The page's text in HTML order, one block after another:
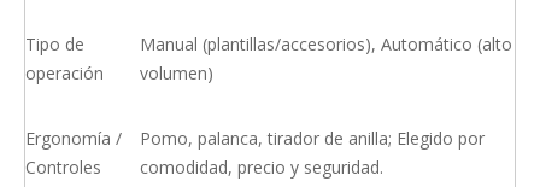
Tipo de
operación
Manual (plantillas/accesorios), Automático (alto
volumen)
Ergonomía /
Controles
Pomo, palanca, tirador de anilla; Elegido por
comodidad, precio y seguridad.